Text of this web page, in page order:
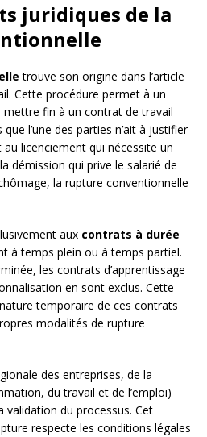
juridiques de la
trouve son origine dans l’article
Cette procédure permet à un
fin à un contrat de travail
l’une des parties n’ait à justifier
licenciement qui nécessite un
démission qui prive le salarié de
la rupture conventionnelle
aux contrats à durée
à temps plein ou à temps partiel.
les contrats d’apprentissage
en sont exclus. Cette
temporaire de ces contrats
modalités de rupture
des entreprises, de la
du travail et de l’emploi)
validation du processus. Cet
respecte les conditions légales